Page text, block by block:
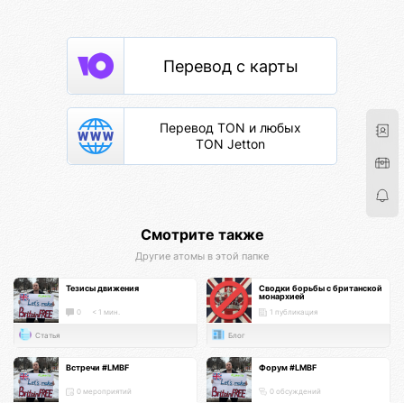
Перевод с карты
Перевод TON и любых
TON Jetton
Смотрите также
Другие атомы в этой папке
Тезисы движения
0 < 1 мин.
Статья
Сводки борьбы с британской
монархией
1 публикация
Блог
Встречи #LMBF
0 мероприятий
Форум #LMBF
0 обсуждений